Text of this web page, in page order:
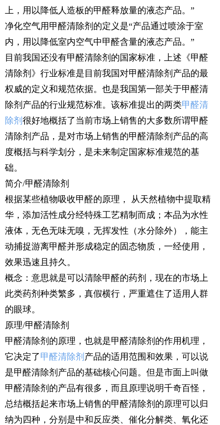
上，用以降低人造板的甲醛释放量的液态产品。”
净化空气用甲醛清除剂的定义是“产品通过喷涂于室
内，用以降低室内空气中甲醛含量的液态产品。”
目前我国还没有甲醛清除剂的国家标准，上述《甲醛
清除剂》行业标准是目前我国对甲醛清除剂产品的最
权威的定义和规范依据。也是我国第一部关于甲醛清
除剂产品的行业规范标准。该标准提出的两类甲醛清
除剂 很好地概括了当前市场上销售的大多数所谓甲醛
清除剂产品，是对市场上销售的甲醛清除剂产品的高
度概括与科学划分，是未来制定国家标准规范的基
础。
简介/甲醛清除剂
根据某些植物吸收甲醛的原理， 从天然植物中提取精
华，添加活性成分经特殊工艺精制而成；本品为水性
液体，无色无味无嗅，无挥发性（水分除外），能主
动捕捉游离甲醛并形成稳定的固态物质，一经使用，
效果迅速且持久。
概念：意思就是可以清除甲醛的药剂，现在的市场上
此类药剂种类繁多，真假横行，严重遮住了适用人群
的眼球。
原理/甲醛清除剂
甲醛清除剂的原理，也就是甲醛清除剂的作用机理，
它决定了甲醛清除剂 产品的适用范围和效果，可以说
是甲醛清除剂产品的基础核心问题。但是市面上叫做
甲醛清除剂的产品有很多，而且原理说明千奇百怪，
总结概括起来市场上销售的甲醛清除剂的原理可以归
纳为四种，分别是中和反应类、催化分解类、氧化还